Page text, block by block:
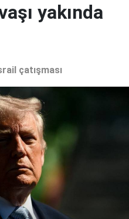
yakında
çatışması